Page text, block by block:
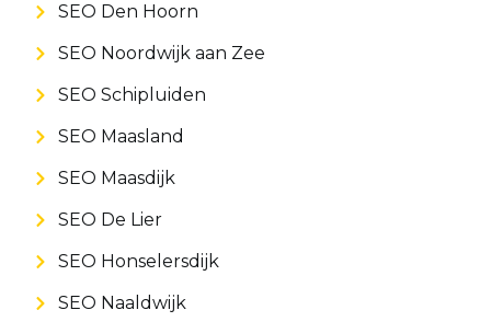
SEO Den Hoorn
SEO Noordwijk aan Zee
SEO Schipluiden
SEO Maasland
SEO Maasdijk
SEO De Lier
SEO Honselersdijk
SEO Naaldwijk